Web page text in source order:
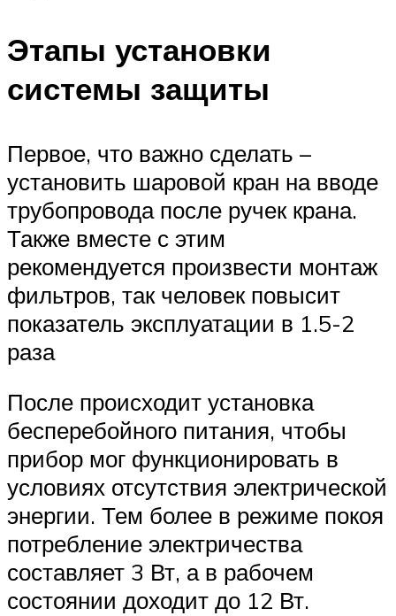
Этапы установки
системы защиты
Первое, что важно сделать –
установить шаровой кран на вводе
трубопровода после ручек крана.
Также вместе с этим
рекомендуется произвести монтаж
фильтров, так человек повысит
показатель эксплуатации в 1.5-2
раза
После происходит установка
бесперебойного питания, чтобы
прибор мог функционировать в
условиях отсутствия электрической
энергии. Тем более в режиме покоя
потребление электричества
составляет 3 Вт, а в рабочем
состоянии доходит до 12 Вт.